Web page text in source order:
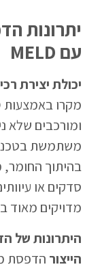
יתרונות
עם MELD
יכולת יצירת
משתמשת
בהיתוך החומר,
סדקים או
מדויקים מאוד
היתרונות של
הייצור הדפסת